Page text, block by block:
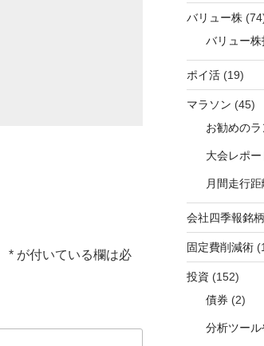
* が付いている欄は必
バリュー株
バリュー
ポイ活(19)
マラソン (45)
お勧めの
大会レポー
月間走行距
会社四季報銘
固定費削減術
投資 (152)
債券 (2)
分析ツー